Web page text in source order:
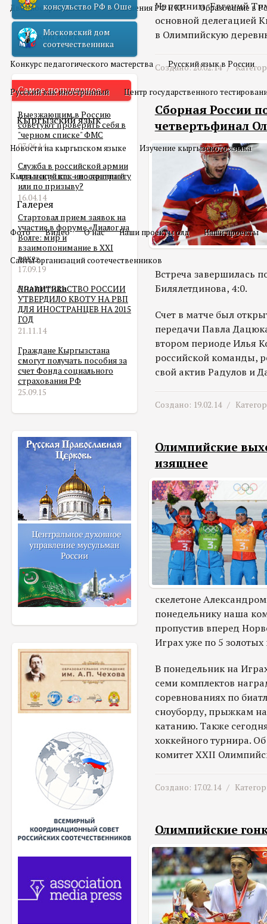
Двойное гражданство Отношения РФ и КР Образование в
Русский язык
Конкурс педагогического мастерства Русский язык в России
Русский как иностранный Центр государственного
Кыргызский язык
Новости на кыргызском языке Изучение кыргызского языка
Кыргызский как иностранный
Галерея
Фото Видео О нас Наши проекты олд Наши проекты
Сайты организаций соотечественников
Аналитика
консульство РФ в Оше
Московский дом
соотечественника
Самое популярное
Выезжающим в Россию
советуют проверить себя в
"черном списке" ФМС
03.06.14
Служба в российской армии
для мигранта – по контракту
или по призыву?
16.04.14
Стартовал прием заявок на
участие в форуме «Диалог на
Волге: мир и
взаимопонимание в XXI
веке»
17.09.19
ПРАВИТЕЛЬСТВО РОССИИ
УТВЕРДИЛО КВОТУ НА РВП
ДЛЯ ИНОСТРАНЦЕВ НА 2015
ГОД
21.11.14
Граждане Кыргызстана
смогут получать пособия за
счет Фонда социального
страхования РФ
25.09.15
Напомним, Евгений
основной делегацией
в Олимпийскую
Создано: 20.02.14 /
Сборная России
четвертьфинал
Встреча завершилась
Билялетдинова, 4:0.
Счет в матче был
передачи Павла
втором периоде Илья
российской команды,
свой актив Радулов и
Создано: 19.02.14 /
Олимпийские
изящнее
скелетоне
понедельнику наша
пропустив вперед
Играх уже по 5
В понедельник на
семи комплектов
соревнованиях по
сноуборду, прыжкам
катанию. Также
хоккейного турнира.
комитет XXII
Создано: 17.02.14 /
Олимпийские